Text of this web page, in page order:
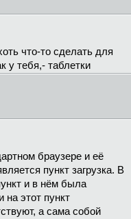
что-то сделать для
у тебя,- таблетки
браузере и её
пункт загрузка. В
и в нём была
на этот пункт
а сама собой